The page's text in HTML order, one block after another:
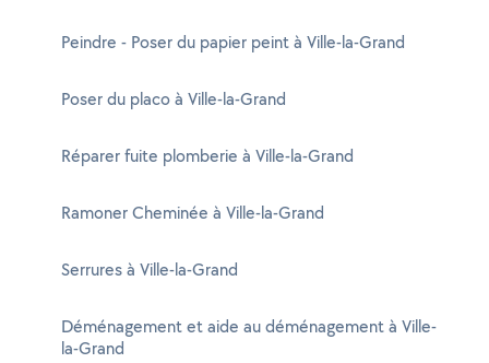
Peindre - Poser du papier peint à Ville-la-Grand
Poser du placo à Ville-la-Grand
Réparer fuite plomberie à Ville-la-Grand
Ramoner Cheminée à Ville-la-Grand
Serrures à Ville-la-Grand
Déménagement et aide au déménagement à Ville-
la-Grand